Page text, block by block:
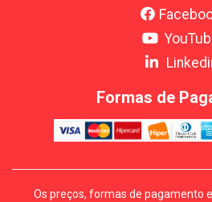
Formas de
Os preços, formas de pagamento